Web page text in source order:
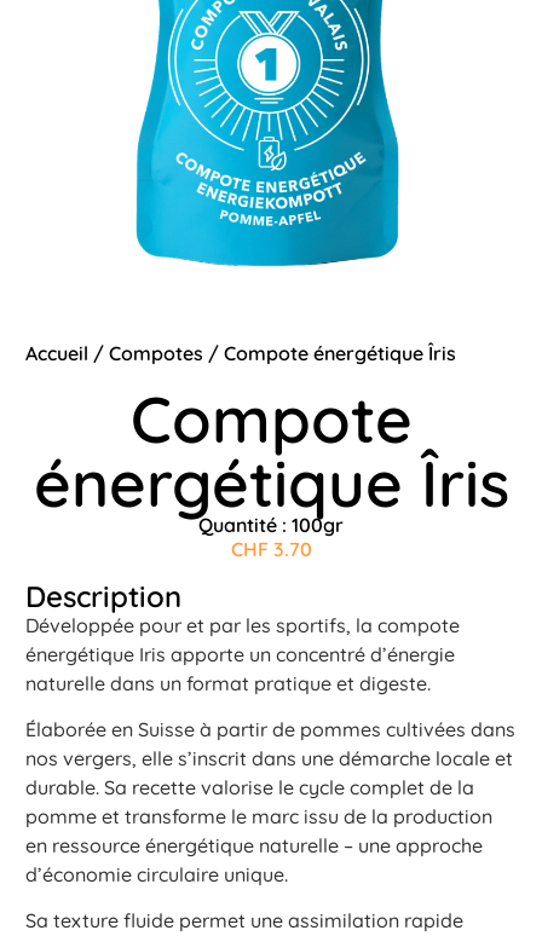
Accueil /Compotes / Compote énergétique Îris
Compote
énergétique Îris
Quantité : 100gr
CHF3.70
Description
Développée pour et par les sportifs, la compote
énergétique Iris apporte un concentré d’énergie
naturelle dans un format pratique et digeste.
Élaborée en Suisse à partir de pommes cultivées dans
nos vergers, elle s’inscrit dans une démarche locale et
durable. Sa recette valorise le cycle complet de la
pomme et transforme le marc issu de la production
en ressource énergétique naturelle – une approche
d’économie circulaire unique.
Sa texture fluide permet une assimilation rapide